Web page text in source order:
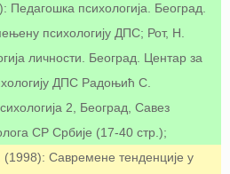
Педагошка психологија. Београд.
психологију ДПС; Рот, Н.
личности. Београд. Центар за
ДПС Радоњић С.
2, Београд, Савез
СР Србије (17-40 стр.);
Савремене тенденције у